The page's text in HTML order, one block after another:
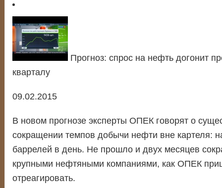
Прогноз: спрос на нефть догонит
кварталу
09.02.2015
В новом прогнозе эксперты ОПЕК говорят о
сокращении темпов добычи нефти вне картеля:
баррелей в день. Не прошло и двух месяцев
крупными нефтяными компаниями, как ОПЕК
отреагировать.